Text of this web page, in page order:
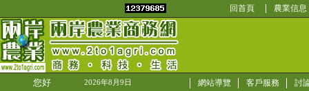
回首頁 農業信息
您好 2026年8月9日 網站導覽 客戶服務 討